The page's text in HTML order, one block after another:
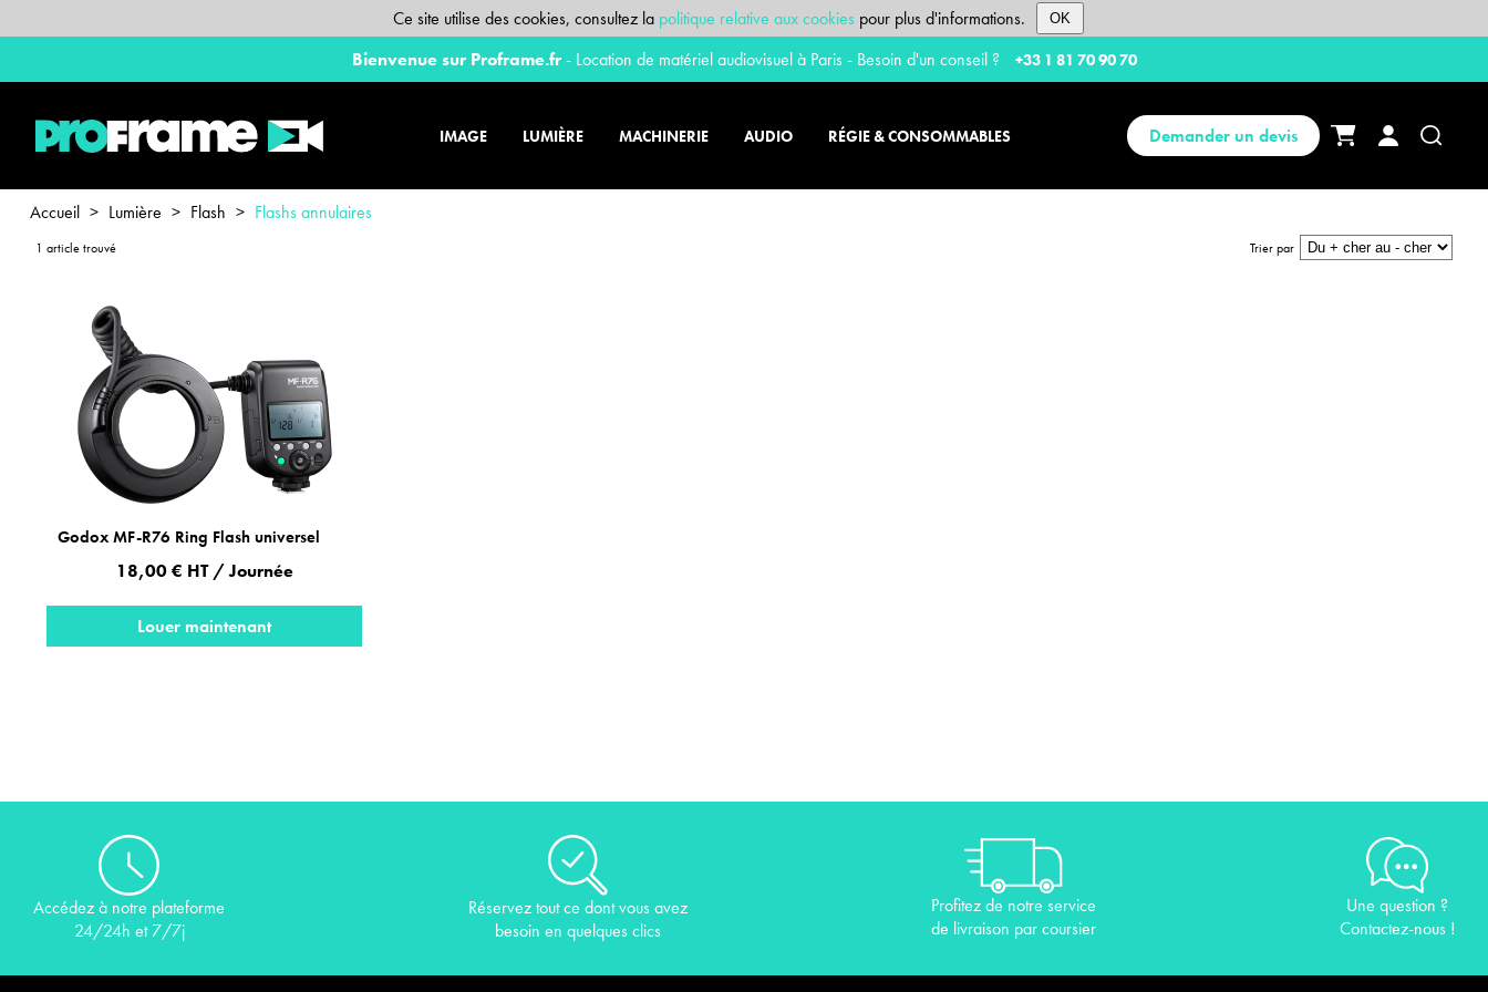
Ce site utilise des cookies, consultez la politique relative aux cookies pour plus d'informations. OK
Bienvenue sur Proframe.fr- Location de matériel audiovisuel à Paris - Besoin d'un conseil ? +33 1 81 70 90 70
IMAGE LUMIÈRE MACHINERIE AUDIO RÉGIE & CONSOMMABLES Demander un devis
Accueil > Lumière > Flash > Flashs annulaires
1 article trouvé Trier par
Godox MF-R76 Ring Flash universel
18,00 € HT / Journée
Louer maintenant
Accédez à notre plateforme
24/24h et 7/7j
Réservez tout ce dont vous avez
besoin en quelques clics
Profitez de notre service
de livraison par coursier
Une question ?
Contactez-nous !